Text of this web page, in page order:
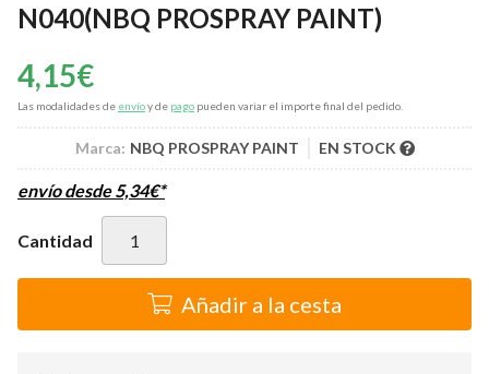
N040(NBQ PROSPRAY PAINT)
4,15€
Las modalidades de envíoy de pago pueden variar el importe final del pedido.
Marca: NBQ PROSPRAY PAINT EN STOCK
envío desde5,34€*
Cantidad
Añadir a la cesta